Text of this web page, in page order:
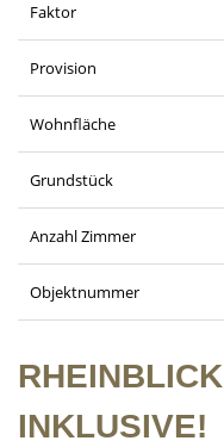
Faktor
Provision
Wohnfläche
Grundstück
Anzahl Zimmer
Objektnummer
RHEINBLICK
INKLUSIVE!